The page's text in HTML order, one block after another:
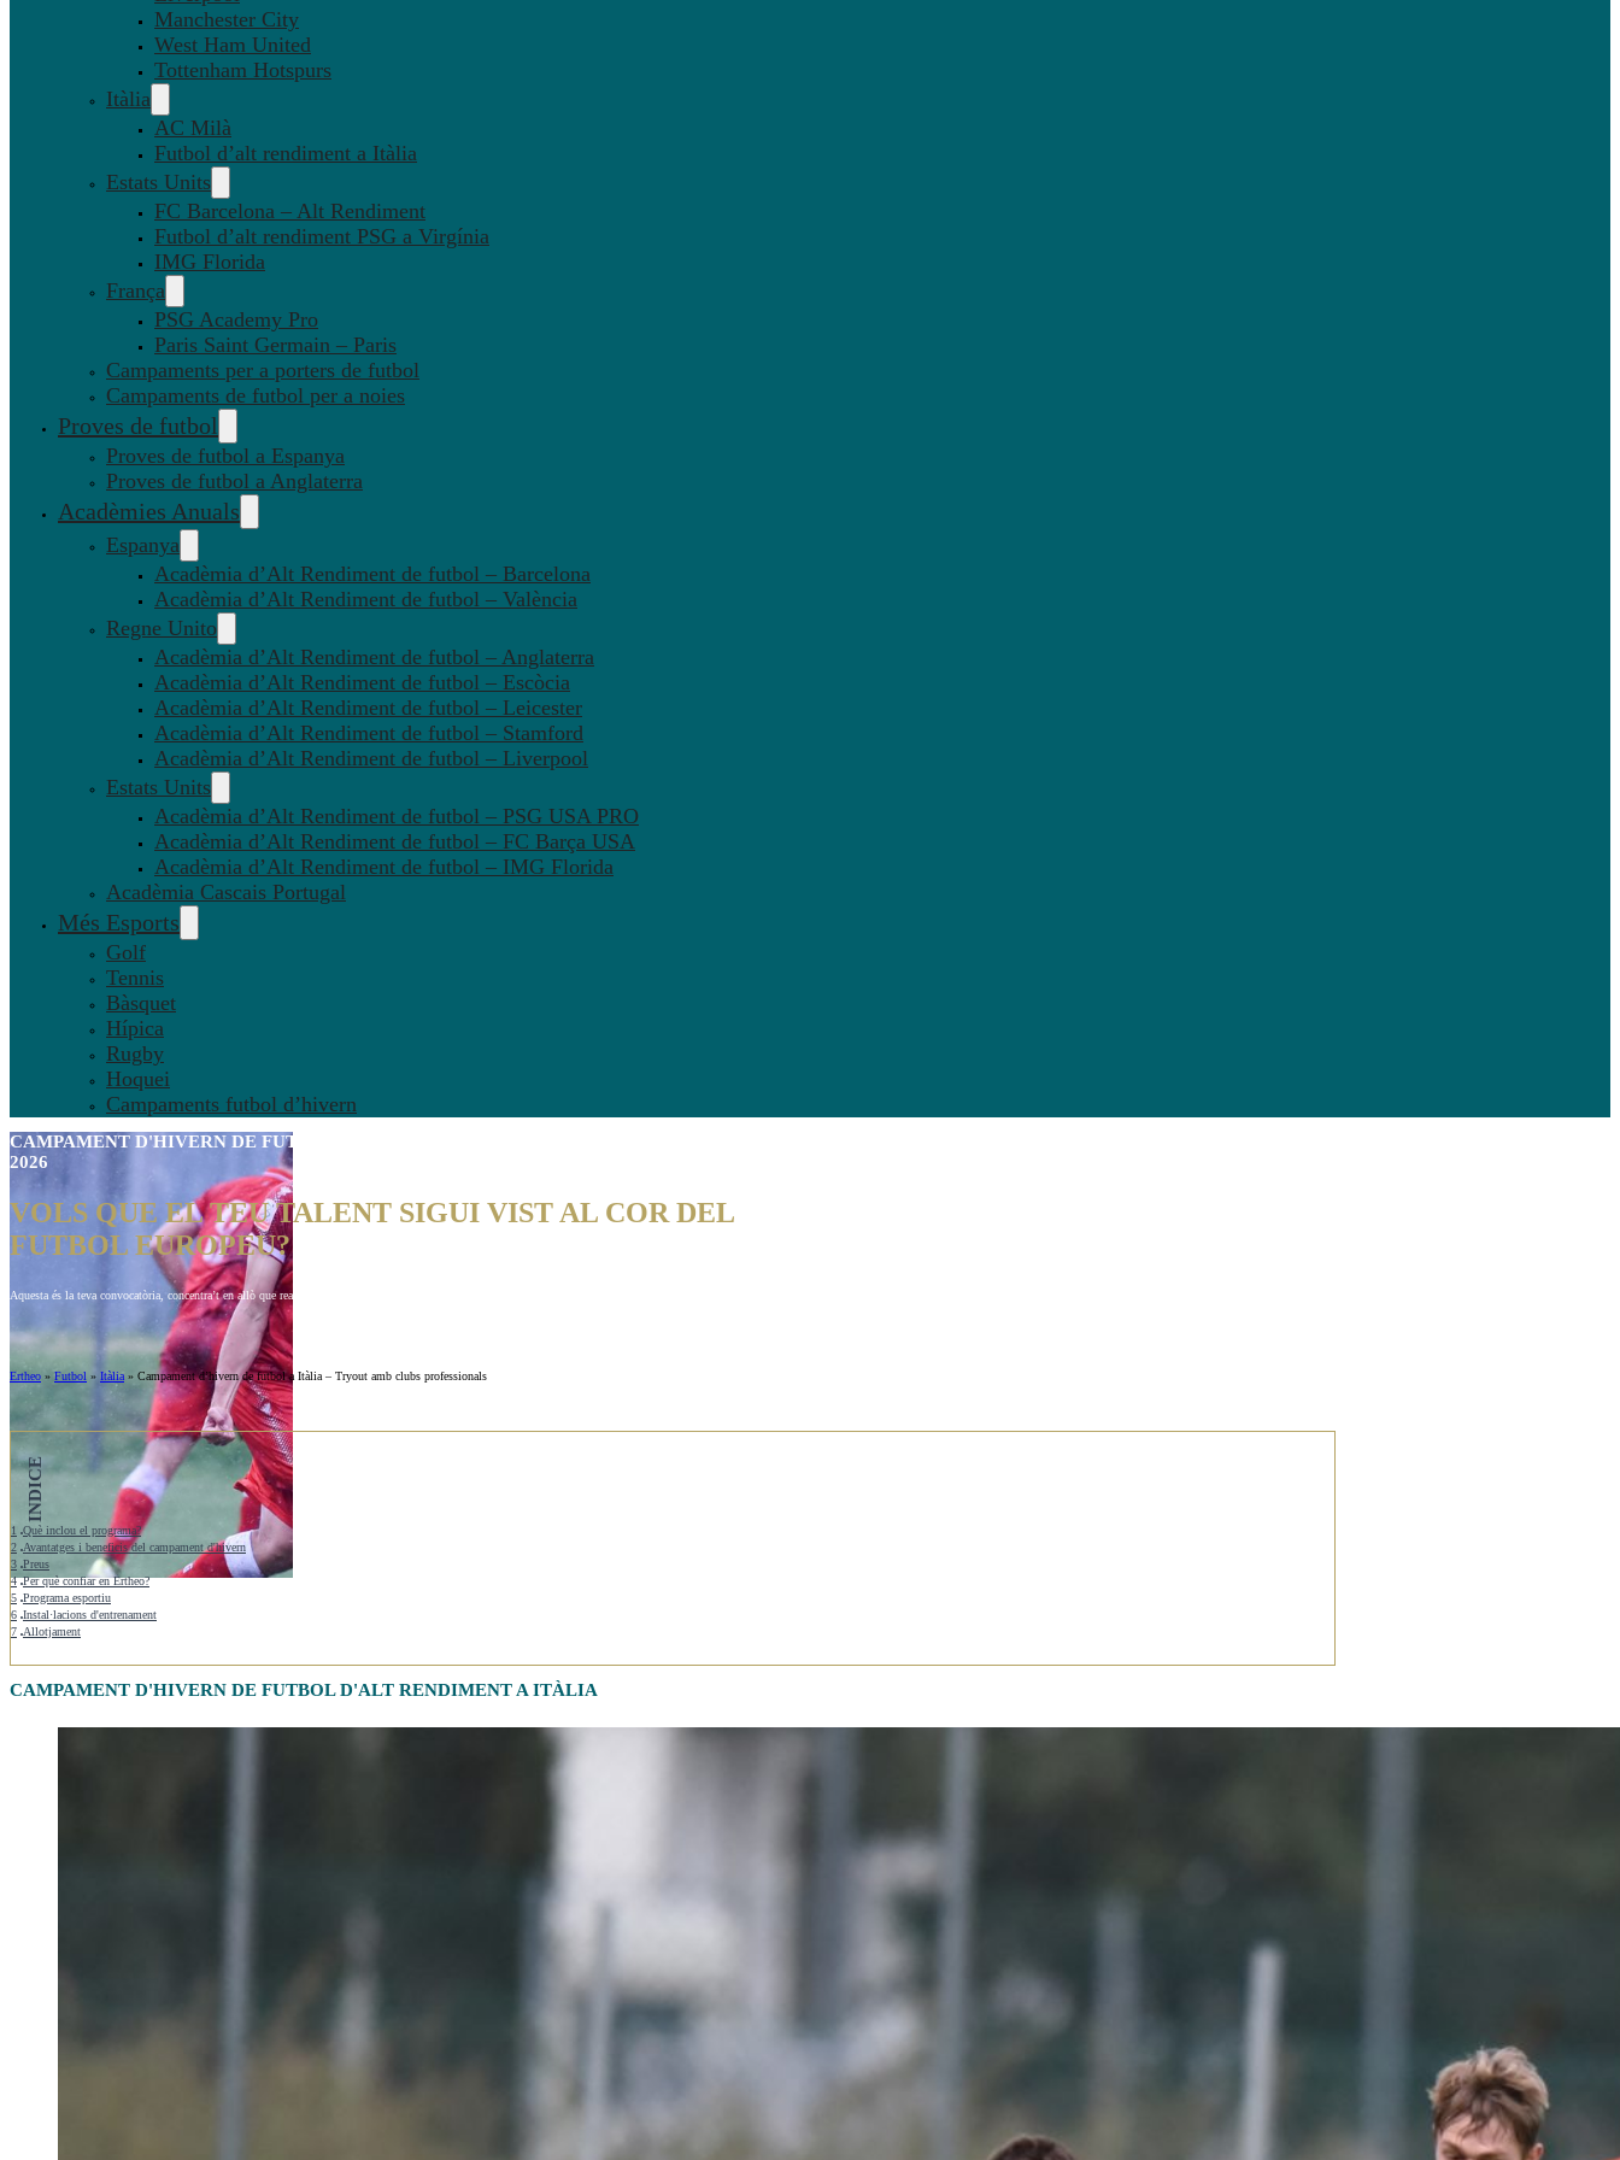
Manchester City
West Ham United
Tottenham Hotspurs
Itàlia
AC Milà
Futbol d’alt rendiment a Itàlia
Estats Units
FC Barcelona – Alt Rendiment
Futbol d’alt rendiment PSG a Virgínia
IMG Florida
França
PSG Academy Pro
Paris Saint Germain – Paris
Campaments per a porters de futbol
Campaments de futbol per a noies
Proves de futbol
Proves de futbol a Espanya
Proves de futbol a Anglaterra
Acadèmies Anuals
Espanya
Acadèmia d’Alt Rendiment de futbol – Barcelona
Acadèmia d’Alt Rendiment de futbol – València
Regne Unito
Acadèmia d’Alt Rendiment de futbol – Anglaterra
Acadèmia d’Alt Rendiment de futbol – Escòcia
Acadèmia d’Alt Rendiment de futbol – Leicester
Acadèmia d’Alt Rendiment de futbol – Stamford
Acadèmia d’Alt Rendiment de futbol – Liverpool
Estats Units
Acadèmia d’Alt Rendiment de futbol – PSG USA PRO
Acadèmia d’Alt Rendiment de futbol – FC Barça USA
Acadèmia d’Alt Rendiment de futbol – IMG Florida
Acadèmia Cascais Portugal
Més Esports
Golf
Tennis
Bàsquet
Hípica
Rugby
Hoquei
Campaments futbol d’hivern
CAMPAMENT D'HIVERN DE FUTBOL A ITÀLIA –
2026
VOLS QUE EL TEU TALENT SIGUI VIST AL COR DEL
FUTBOL EUROPEU?
Aquesta és la teva convocatòria, concentra’t en allò que realment importa: una setmana crucial per al teu futur, just quan els clubs estan mirant.
Ertheo » Futbol » Itàlia » Campament d’hivern de futbol a Itàlia – Tryout amb clubs professionals
INDICE
1
Què inclou el programa?
2 Avantatges i beneficis del campament d'hivern
3 Preus
4 Per què confiar en Ertheo?
5 Programa esportiu
6 Instal·lacions d'entrenament
7 Allotjament
CAMPAMENT D'HIVERN DE FUTBOL D'ALT RENDIMENT A ITÀLIA